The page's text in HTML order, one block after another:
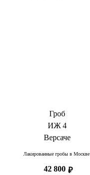
Гроб
ИЖ 4
Версаче
Лакированные гробы в Москве
₽
42 800